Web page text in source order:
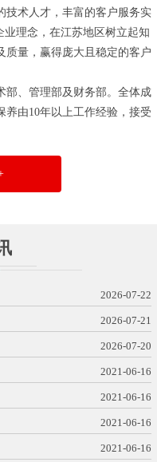
技术人才，丰富的客户服务实
业理念，在江苏地区树立起知
质量，赢得庞大且稳定的客户
、管理部及财务部。全体成
养由10年以上工作经验，接受
2026-07-22
2026-07-21
2026-07-20
2021-06-16
2021-06-16
2021-06-16
2021-06-16